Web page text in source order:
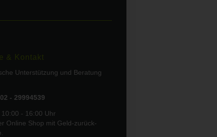
& Kontakt
Unterstützung und Beratung
- 29994539
- 16:00 Uhr
Online Shop mit Geld-zurück-